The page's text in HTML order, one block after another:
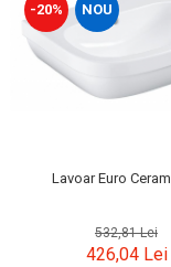
-20% NOU
Lavoar Euro
532,81 Lei
426,04 Lei